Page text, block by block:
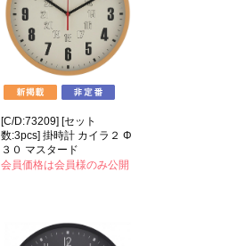
[C/D:73209] [セット
数:3pcs] 掛時計 カイラ２ Φ
３０ マスタード
会員価格は会員様のみ公開